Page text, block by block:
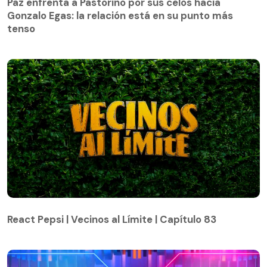
tenso
Gonzalo Egas: la relación está en su punto más
tenso
React Pepsi | Vecinos al Límite | Capítulo 83